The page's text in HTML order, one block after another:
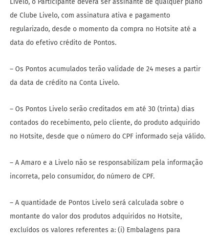
Livelo, o Participante deverá ser assinante de qualquer plano
de Clube Livelo, com assinatura ativa e pagamento
regularizado, desde o momento da compra no Hotsite até a
data do efetivo crédito de Pontos.
– Os Pontos acumulados terão validade de 24 meses a partir
da data de crédito na Conta Livelo.
– Os Pontos Livelo serão creditados em até 30 (trinta) dias
contados do recebimento, pelo cliente, do produto adquirido
no Hotsite, desde que o número do CPF informado seja válido.
– A Amaro e a Livelo não se responsabilizam pela informação
incorreta, pelo consumidor, do número de CPF.
– A quantidade de Pontos Livelo será calculada sobre o
montante do valor dos produtos adquiridos no Hotsite,
excluídos os valores referentes a: (i) Embalagens para